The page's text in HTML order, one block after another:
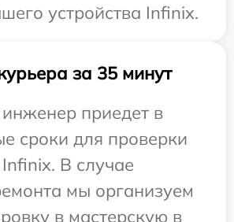
устройства Infinix.
за 35 минут
приедет в
сроки для проверки
В случае
мы организуем
в мастерскую в